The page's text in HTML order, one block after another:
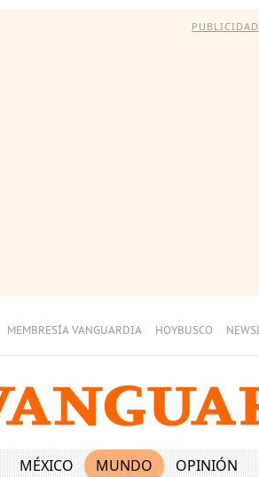
PUBLICIDAD
MEMBRESÍA VANGUARDIA HOYBUSCO
MÉXICO MUNDO OPINIÓN